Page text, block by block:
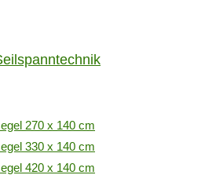
270 x 140 cm
330 x 140 cm
420 x 140 cm